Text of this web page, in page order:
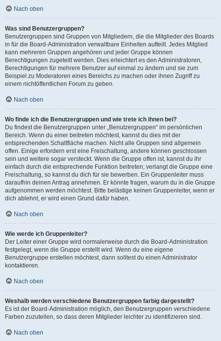
Nach oben
Was sind Benutzergruppen?
Benutzergruppen sind Gruppen von Mitgliedern, die die Mitglieder des Boards
in für die Board-Administration verwaltbare Einheiten aufteilt. Jedes Mitglied
kann mehreren Gruppen angehören und jeder Gruppe können
Berechtigungen zugeteilt werden. Dies erleichtert es den Administratoren,
Berechtigungen für mehrere Benutzer auf einmal zu ändern und sie zum
Beispiel zu Moderatoren eines Bereichs zu machen oder ihnen Zugriff zu
einem nichtöffentlichen Forum zu geben.
Nach oben
Wo finde ich die Benutzergruppen und wie trete ich ihnen bei?
Du findest die Benutzergruppen unter „Benutzergruppen“ im persönlichen
Bereich. Wenn du einer beitreten möchtest, kannst du dies mit der
entsprechenden Schaltfläche machen. Nicht alle Gruppen sind allgemein
offen. Einige erfordern erst eine Freischaltung, andere können geschlossen
sein und weitere sogar versteckt. Wenn die Gruppe offen ist, kannst du ihr
einfach durch die entsprechende Funktion beitreten; verlangt die Gruppe eine
Freischaltung, so kannst du dich für sie bewerben. Ein Gruppenleiter muss
daraufhin deinen Antrag annehmen. Er könnte fragen, warum du in die Gruppe
aufgenommen werden möchtest. Bitte belästige keinen Gruppenleiter, wenn er
dich ablehnt, er wird einen Grund dafür haben.
Nach oben
Wie werde ich Gruppenleiter?
Der Leiter einer Gruppe wird normalerweise durch die Board-Administration
festgelegt, wenn die Gruppe erstellt wird. Wenn du eine eigene
Benutzergruppe erstellen möchtest, dann solltest du einen Administrator
kontaktieren.
Nach oben
Weshalb werden verschiedene Benutzergruppen farbig dargestellt?
Es ist der Board-Administration möglich, den Benutzergruppen verschiedene
Farben zuzuteilen, so dass deren Mitglieder leichter zu identifizieren sind.
Nach oben